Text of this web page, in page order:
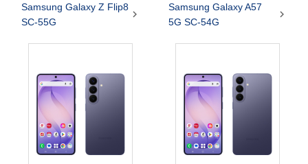
Samsung Galaxy Z Flip8
SC-55G

Samsung Galaxy A57
5G SC-54G
